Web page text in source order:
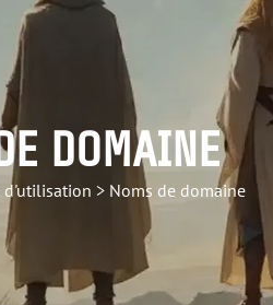
DOMAINE
d'utilisation > Noms de domaine